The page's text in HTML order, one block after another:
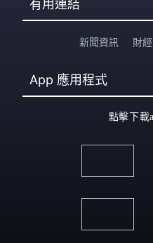
有用連結
新聞資訊 財
App 應用程式
點擊下載